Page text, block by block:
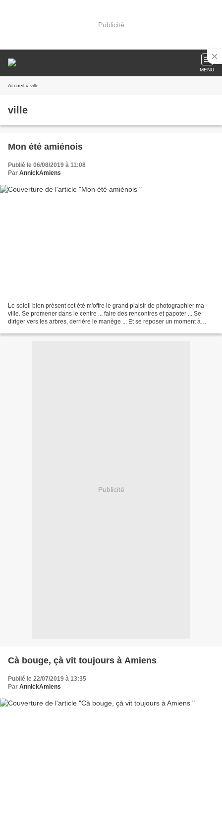
Publicité
MENU
Accueil » ville
ville
Mon été amiénois
Publié le 06/08/2019 à 11:08
Par AnnickAmiens
Le soleil bien présent cet été m'offre le grand plaisir de photographier ma
ville. Se promener dans le centre ... faire des rencontres et papoter ... Se
diriger vers les arbres, derrière le manège ... Et se reposer un moment à
Publicité
Cà bouge, çà vit toujours à Amiens
Publié le 22/07/2019 à 13:35
Par AnnickAmiens